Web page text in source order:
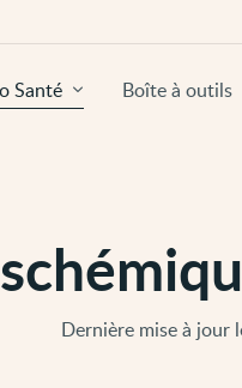
Dernière mise à jour
Santé Boîte à outils